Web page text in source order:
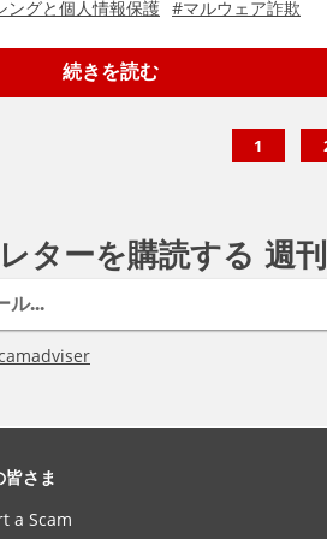
ングと個人情報保護 #マルウェア詐欺
続きを読む
1
ターを購読する 週
さま
a Scam